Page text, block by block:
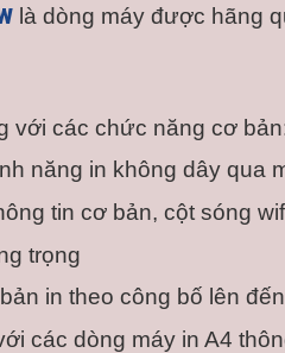
là dòng máy được hãng
với các chức năng cơ
năng in không dây qua
tin cơ bản, cột sóng
trọng
in theo công bố lên
các dòng máy in A4